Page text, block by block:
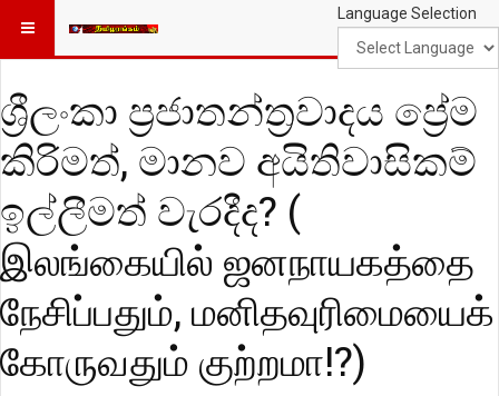
Language Selection
ශ්‍රීලංකා ප්‍රජාතන්ත්‍රවාදය ප්‍රේම
කිරිමත්, මානව අයිතිවාසිකම්
ඉල්ලීමත් වැරදීද? (
இலங்கையில் ஜனநாயகத்தை
நேசிப்பதும், மனிதவுரிமையைக்
கோருவதும் குற்றமா!?)